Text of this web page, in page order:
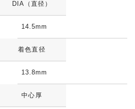
DIA（直径）
14.5mm
着色直径
13.8mm
中心厚